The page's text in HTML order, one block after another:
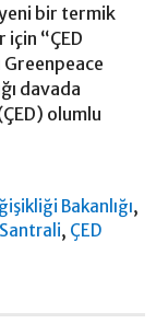
bir termik
“ÇED
davada
olumlu
Bakanlığı,
, ÇED